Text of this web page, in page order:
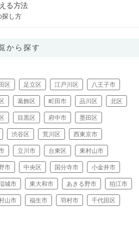
る方法
探し方
から探す
区 足立区 江戸川区 八王子市
葛飾区 町田市 品川区 北区
目黒区 府中市 墨田区
渋谷区 荒川区 西東京市
立川市 台東区 東村山市
市 中央区 国分寺市 小金井市
城市 東大和市 あきる野市 狛江市
山市 福生市 羽村市 千代田区